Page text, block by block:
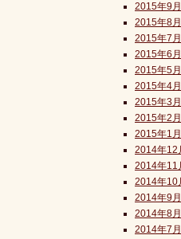
2015年9月
2015年8月
2015年7月
2015年6月
2015年5月
2015年4月
2015年3月
2015年2月
2015年1月
2014年12
2014年11
2014年10
2014年9月
2014年8月
2014年7月